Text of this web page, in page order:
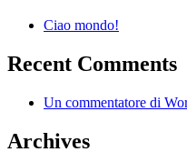
Ciao mondo!
Recent Comments
Un commentatore di
Archives